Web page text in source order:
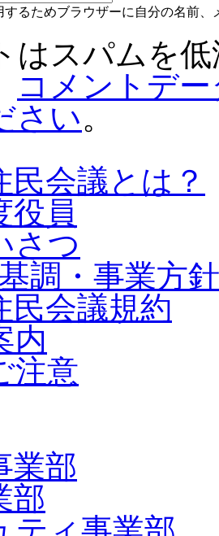
するためブラウザーに自分の名前
はスパムを
コメントデ
さい。
民会議とは？
役員
さつ
調・事業方針
民会議規約
内
注意
業部
部